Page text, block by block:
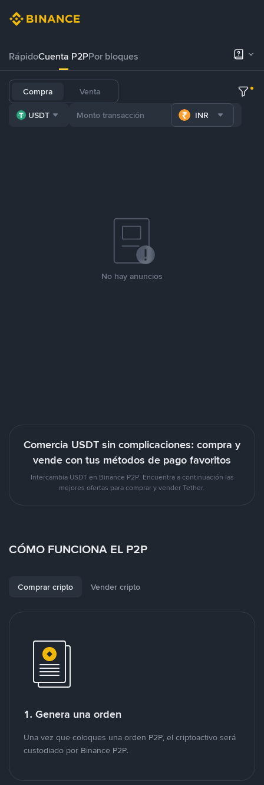
RápidoCuenta P2PPor bloques
Compra Venta
USDT INR
No hay anuncios
Comercia USDT sin complicaciones: compra y
vende con tus métodos de pago favoritos
Intercambia USDT en Binance P2P. Encuentra a continuación las
mejores ofertas para comprar y vender Tether.
CÓMO FUNCIONA EL P2P
Comprar cripto Vender cripto
1. Genera una orden
Una vez que coloques una orden P2P, el criptoactivo será
custodiado por Binance P2P.